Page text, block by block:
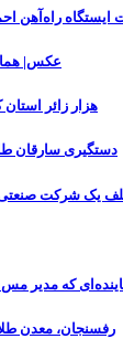
راه‌آهن
عکس|
۱۱۰ هزار زائر
دستگیری سارقان
یک شرکت صنعتی
که مدیر
رفسنجان، معدن